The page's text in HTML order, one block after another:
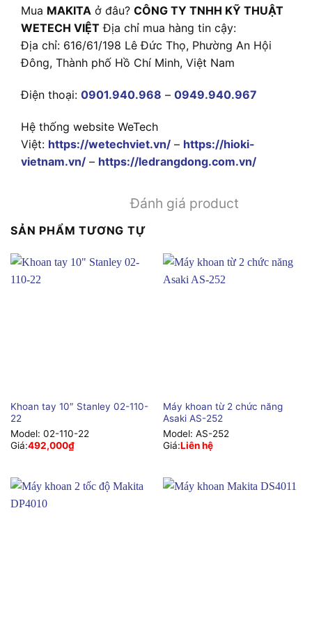
Mua MAKITA ở đâu? CÔNG TY TNHH KỸ THUẬT
WETECH VIỆT Địa chỉ mua hàng tin cậy:
Địa chỉ: 616/61/198 Lê Đức Thọ, Phường An Hội
Đông, Thành phố Hồ Chí Minh, Việt Nam
Điện thoại: 0901.940.968 – 0949.940.967
Hệ thống website WeTech
Việt: https://wetechviet.vn/ – https://hioki-
vietnam.vn/ – https://ledrangdong.com.vn/
Đánh giá product
SẢN PHẨM TƯƠNG TỰ
Khoan tay 10″ Stanley 02-110-
22
Model: 02-110-22
Giá:492,000₫
Máy khoan từ 2 chức năng
Asaki AS-252
Model: AS-252
Giá:Liên hệ